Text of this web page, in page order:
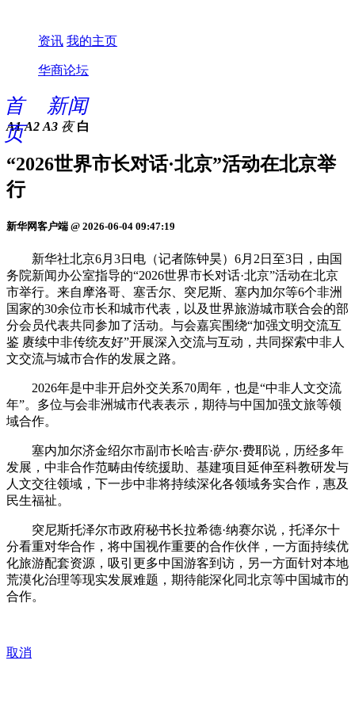
资讯 我的主页
华商论坛
首
页
新闻
A1 A2 A3 夜 白
“2026世界市长对话·北京”活动在北京举
行
新华网客户端 @ 2026-06-04 09:47:19
新华社北京6月3日电（记者陈钟昊）6月2日至3日，由国
务院新闻办公室指导的“2026世界市长对话·北京”活动在北京
市举行。来自摩洛哥、塞舌尔、突尼斯、塞内加尔等6个非洲
国家的30余位市长和城市代表，以及世界旅游城市联合会的部
分会员代表共同参加了活动。与会嘉宾围绕“加强文明交流互
鉴 赓续中非传统友好”开展深入交流与互动，共同探索中非人
文交流与城市合作的发展之路。
2026年是中非开启外交关系70周年，也是“中非人文交流
年”。多位与会非洲城市代表表示，期待与中国加强文旅等领
域合作。
塞内加尔济金绍尔市副市长哈吉·萨尔·费耶说，历经多年
发展，中非合作范畴由传统援助、基建项目延伸至科教研发与
人文交往领域，下一步中非将持续深化各领域务实合作，惠及
民生福祉。
突尼斯托泽尔市政府秘书长拉希德·纳赛尔说，托泽尔十
分看重对华合作，将中国视作重要的合作伙伴，一方面持续优
化旅游配套资源，吸引更多中国游客到访，另一方面针对本地
荒漠化治理等现实发展难题，期待能深化同北京等中国城市的
合作。
取消